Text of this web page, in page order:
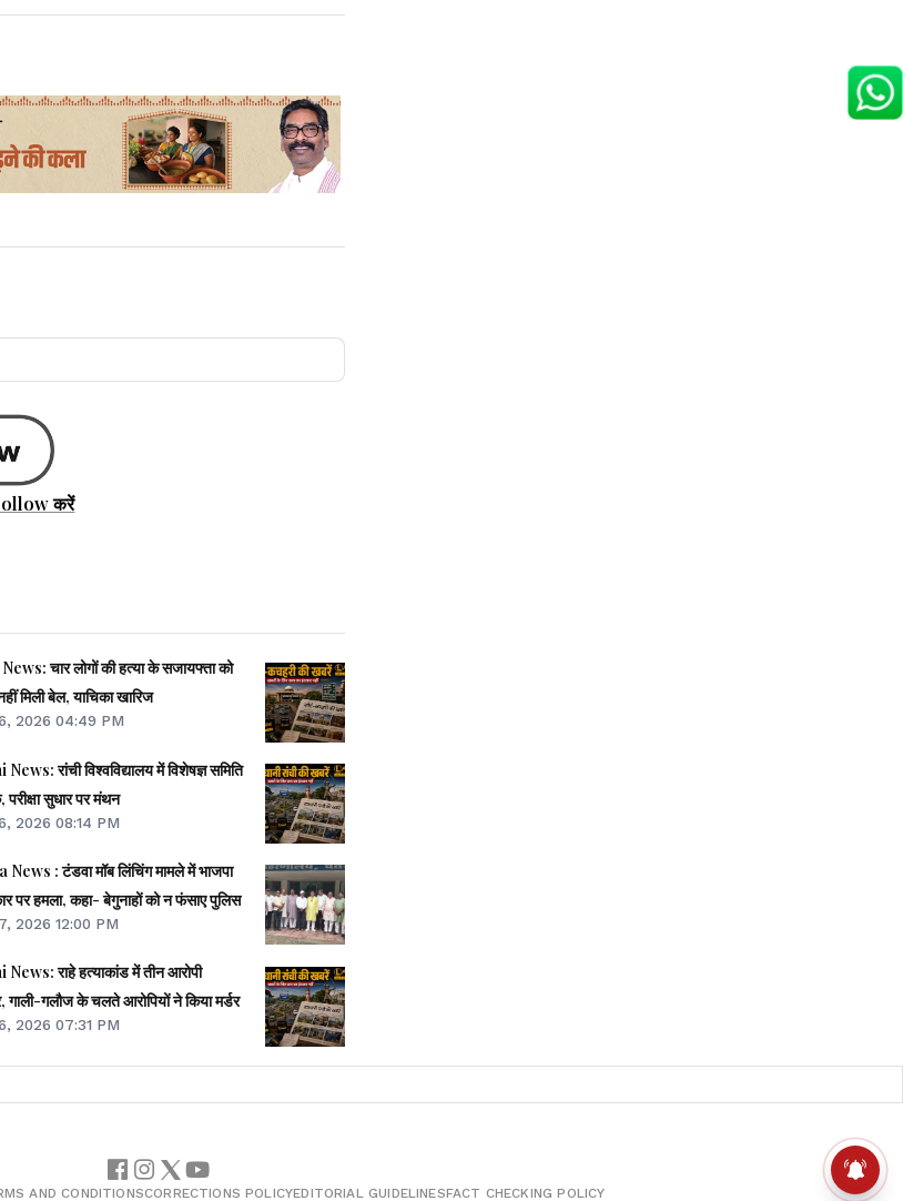
करें
चार लोगों की हत्या के सजायफ्ता को
मिली बेल, याचिका खारिज
2026 04:49 PM
रांची विश्वविद्यालय में विशेषज्ञ समिति
सुधार पर मंथन
2026 08:14 PM
: टंडवा मॉब लिंचिंग मामले में भाजपा
पर हमला, कहा- बेगुनाहों को न फंसाए पुलिस
2026 12:00 PM
राहे हत्याकांड में तीन आरोपी
गाली-गलौज के चलते आरोपियों ने किया मर्डर
2026 07:31 PM
AND CONDITIONSCORRECTIONS POLICYEDITORIAL GUIDELINESFACT CHECKING POLICY